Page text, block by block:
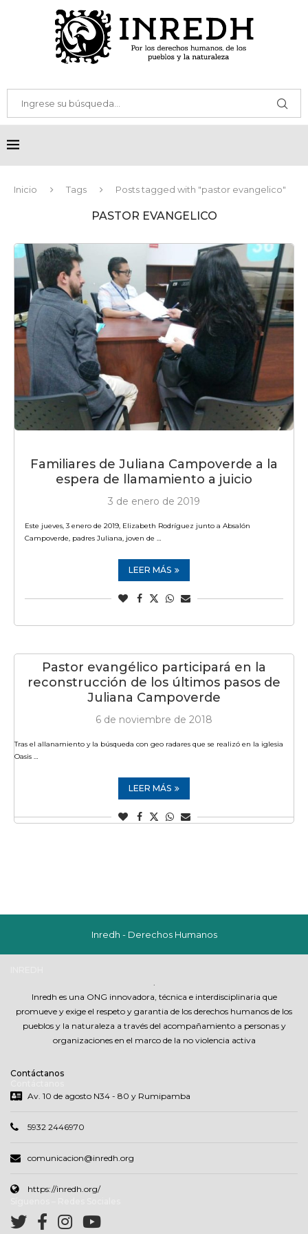
Inicio Tags Posts tagged with "pastor evangelico"
PASTOR EVANGELICO
Familiares de Juliana Campoverde a la
espera de llamamiento a juicio
3 de enero de 2019
Este jueves, 3 enero de 2019, Elizabeth Rodríguez junto a Absalón
Campoverde, padres Juliana, joven de …
LEER MÁS
Pastor evangélico participará en la
reconstrucción de los últimos pasos de
Juliana Campoverde
6 de noviembre de 2018
Tras el allanamiento y la búsqueda con geo radares que se realizó en la iglesia
Oasis …
LEER MÁS
Inredh - Derechos Humanos
Inredh es una ONG innovadora, técnica e interdisciplinaria que
promueve y exige el respeto y garantia de los derechos humanos de los
pueblos y la naturaleza a través del acompañamiento a personas y
organizaciones en el marco de la no violencia activa
Contáctanos
Av. 10 de agosto N34 - 80 y Rumipamba
5932 2446970
comunicacion@inredh.org
https://inredh.org/